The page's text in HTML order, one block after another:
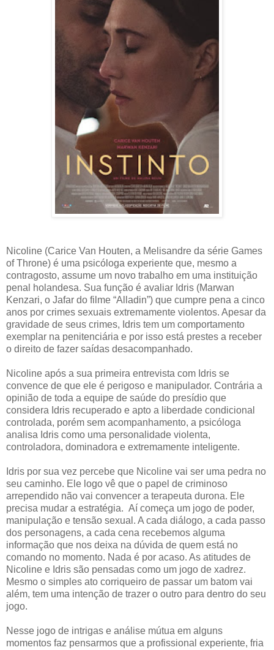
Nicoline (Carice Van Houten, a Melisandre da série Games
of Throne) é uma psicóloga experiente que, mesmo a
contragosto, assume um novo trabalho em uma instituição
penal holandesa. Sua função é avaliar Idris (Marwan
Kenzari, o Jafar do filme “Alladin”) que cumpre pena a cinco
anos por crimes sexuais extremamente violentos. Apesar da
gravidade de seus crimes, Idris tem um comportamento
exemplar na penitenciária e por isso está prestes a receber
o direito de fazer saídas desacompanhado.
Nicoline após a sua primeira entrevista com Idris se
convence de que ele é perigoso e manipulador. Contrária a
opinião de toda a equipe de saúde do presídio que
considera Idris recuperado e apto a liberdade condicional
controlada, porém sem acompanhamento, a psicóloga
analisa Idris como uma personalidade violenta,
controladora, dominadora e extremamente inteligente.
Idris por sua vez percebe que Nicoline vai ser uma pedra no
seu caminho. Ele logo vê que o papel de criminoso
arrependido não vai convencer a terapeuta durona. Ele
precisa mudar a estratégia. Aí começa um jogo de poder,
manipulação e tensão sexual. A cada diálogo, a cada passo
dos personagens, a cada cena recebemos alguma
informação que nos deixa na dúvida de quem está no
comando no momento. Nada é por acaso. As atitudes de
Nicoline e Idris são pensadas como um jogo de xadrez.
Mesmo o simples ato corriqueiro de passar um batom vai
além, tem uma intenção de trazer o outro para dentro do seu
jogo.
Nesse jogo de intrigas e análise mútua em alguns
momentos faz pensarmos que a profissional experiente, fria